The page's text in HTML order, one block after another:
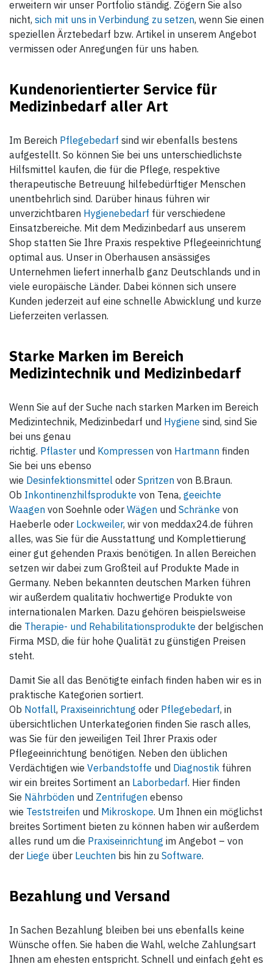
erweitern wir unser Portfolio ständig. Zögern Sie also
nicht, sich mit uns in Verbindung zu setzen, wenn Sie einen
speziellen Ärztebedarf bzw. Artikel in unserem Angebot
vermissen oder Anregungen für uns haben.
Kundenorientierter Service für
Medizinbedarf aller Art
Im Bereich Pflegebedarf sind wir ebenfalls bestens
aufgestellt. So können Sie bei uns unterschiedlichste
Hilfsmittel kaufen, die für die Pflege, respektive
therapeutische Betreuung hilfebedürftiger Menschen
unentbehrlich sind. Darüber hinaus führen wir
unverzichtbaren Hygienebedarf für verschiedene
Einsatzbereiche. Mit dem Medizinbedarf aus unserem
Shop statten Sie Ihre Praxis respektive Pflegeeinrichtung
optimal aus. Unser in Oberhausen ansässiges
Unternehmen liefert innerhalb ganz Deutschlands und in
viele europäische Länder. Dabei können sich unsere
Kunden jederzeit auf eine schnelle Abwicklung und kurze
Lieferzeiten verlassen.
Starke Marken im Bereich
Medizintechnik und Medizinbedarf
Wenn Sie auf der Suche nach starken Marken im Bereich
Medizintechnik, Medizinbedarf und Hygiene sind, sind Sie
bei uns genau
richtig. Pflaster und Kompressen von Hartmann finden
Sie bei uns ebenso
wie Desinfektionsmittel oder Spritzen von B.Braun.
Ob Inkontinenzhilfsprodukte von Tena, geeichte
Waagen von Soehnle oder Wägen und Schränke von
Haeberle oder Lockweiler, wir von meddax24.de führen
alles, was Sie für die Ausstattung und Komplettierung
einer gut gehenden Praxis benötigen. In allen Bereichen
setzen wir dabei zum Großteil auf Produkte Made in
Germany. Neben bekannten deutschen Marken führen
wir außerdem qualitativ hochwertige Produkte von
internationalen Marken. Dazu gehören beispielsweise
die Therapie- und Rehabilitationsprodukte der belgischen
Firma MSD, die für hohe Qualität zu günstigen Preisen
steht.
Damit Sie all das Benötigte einfach finden haben wir es in
praktische Kategorien sortiert.
Ob Notfall, Praxiseinrichtung oder Pflegebedarf, in
übersichtlichen Unterkategorien finden Sie rasch alles,
was Sie für den jeweiligen Teil Ihrer Praxis oder
Pflegeeinrichtung benötigen. Neben den üblichen
Verdächtigen wie Verbandstoffe und Diagnostik führen
wir ein breites Sortiment an Laborbedarf. Hier finden
Sie Nährböden und Zentrifugen ebenso
wie Teststreifen und Mikroskope. Um Ihnen ein möglichst
breites Sortiment bieten zu können haben wir außerdem
alles rund um die Praxiseinrichtung im Angebot – von
der Liege über Leuchten bis hin zu Software.
Bezahlung und Versand
In Sachen Bezahlung bleiben bei uns ebenfalls keine
Wünsche offen. Sie haben die Wahl, welche Zahlungsart
Ihnen am ehesten entspricht. Schnell und einfach geht es